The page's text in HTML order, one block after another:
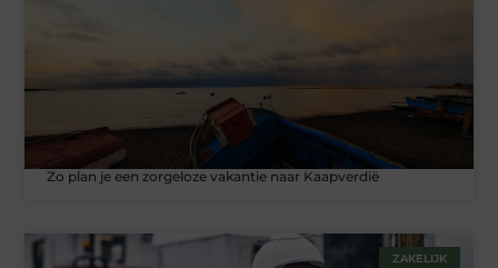
Zo plan je een zorgeloze vakantie naar Kaapverdië
ZAKELIJK